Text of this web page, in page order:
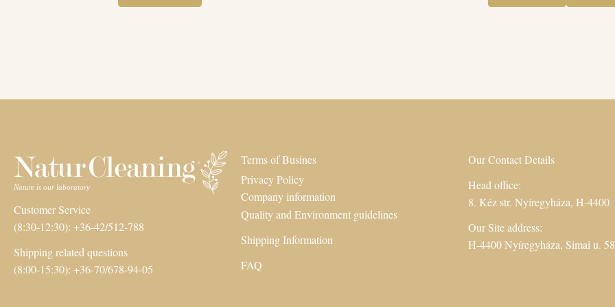
Customer Service
(8:30-12:30): +36-42/512-788
Shipping related questions
(8:00-15:30): +36-70/678-94-05
Terms of Busines
Privacy Policy
Company information
Quality and Environment guidelines
Shipping Information
FAQ
Our Contact Details
Head office:
8. Kéz str. Nyíregyháza, H-4400
Our Site address:
H-4400 Nyíregyháza, Simai u.